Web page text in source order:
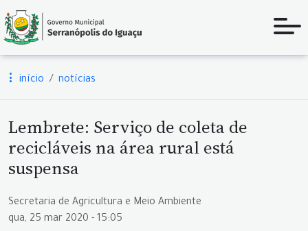
início notícias
Lembrete: Serviço de coleta de
recicláveis na área rural está
suspensa
Secretaria de Agricultura e Meio Ambiente
qua, 25 mar 2020 - 15:05